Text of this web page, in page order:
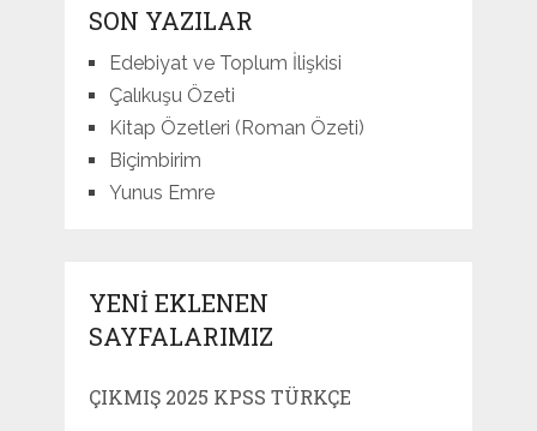
SON YAZILAR
Edebiyat ve Toplum İlişkisi
Çalıkuşu Özeti
Kitap Özetleri (Roman Özeti)
Biçimbirim
Yunus Emre
YENI EKLENEN
SAYFALARIMIZ
ÇIKMIŞ 2025 KPSS TÜRKÇE